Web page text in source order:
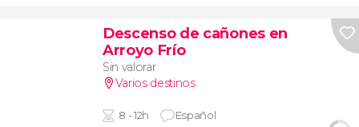
Descenso de cañones en
Arroyo Frío
Sin valorar
Varios destinos
8 - 12h Español